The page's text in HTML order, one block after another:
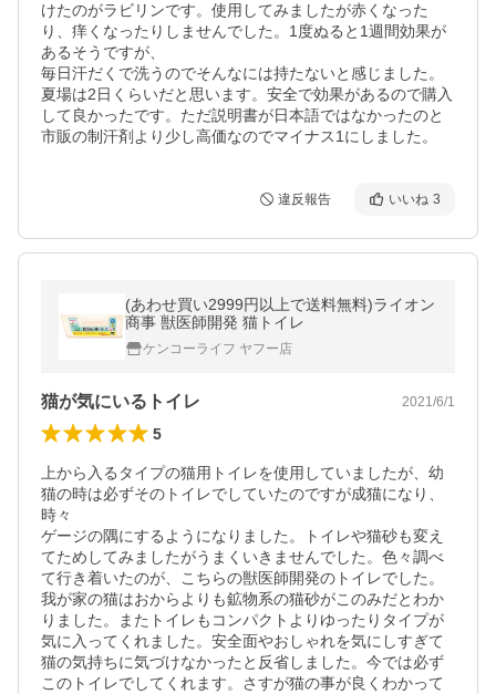
けたのがラビリンです。使用してみましたが赤くなった
り、痒くなったりしませんでした。1度ぬると1週間効果が
あるそうですが、
毎日汗だくで洗うのでそんなには持たないと感じました。
夏場は2日くらいだと思います。安全で効果があるので購入
して良かったです。ただ説明書が日本語ではなかったのと
市販の制汗剤より少し高価なのでマイナス1にしました。
違反報告 いいね 3
(あわせ買い2999円以上で送料無料)ライオン
商事 獣医師開発 猫トイレ
ケンコーライフ ヤフー店
猫が気にいるトイレ 2021/6/1
5
上から入るタイプの猫用トイレを使用していましたが、幼
猫の時は必ずそのトイレでしていたのですが成猫になり、
時々
ゲージの隅にするようになりました。トイレや猫砂も変え
てためしてみましたがうまくいきませんでした。色々調べ
て行き着いたのが、こちらの獣医師開発のトイレでした。
我が家の猫はおからよりも鉱物系の猫砂がこのみだとわか
りました。またトイレもコンパクトよりゆったりタイプが
気に入ってくれました。安全面やおしゃれを気にしすぎて
猫の気持ちに気づけなかったと反省しました。今では必ず
このトイレでしてくれます。さすが猫の事が良くわかって